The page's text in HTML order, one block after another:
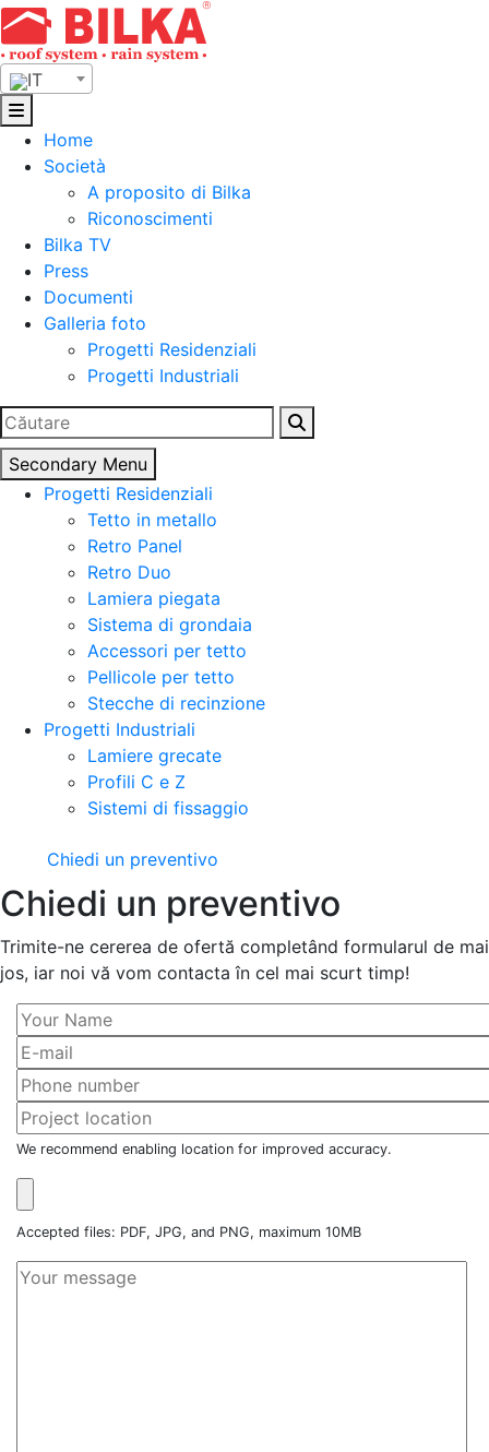
Skip
to
content
IT
Home
Società
A proposito di Bilka
Riconoscimenti
Bilka TV
Press
Documenti
Galleria foto
Progetti Residenziali
Progetti Industriali
Ricerca
per:
Secondary Menu
Progetti Residenziali
Tetto in metallo
Retro Panel
Retro Duo
Lamiera piegata
Sistema di grondaia
Accessori per tetto
Pellicole per tetto
Stecche di recinzione
Progetti Industriali
Lamiere grecate
Profili C e Z
Sistemi di fissaggio
Chiedi un preventivo
Chiedi un preventivo
Trimite-ne cererea de ofertă completând formularul de mai
jos, iar noi vă vom contacta în cel mai scurt timp!
We recommend enabling location for improved accuracy.
Accepted files: PDF, JPG, and PNG, maximum 10MB